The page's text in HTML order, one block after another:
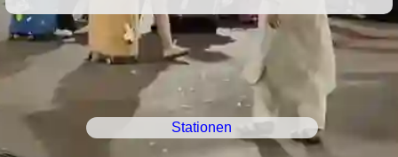
Stationen